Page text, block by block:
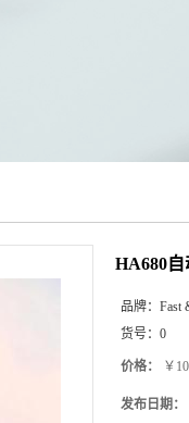
HA680
品牌： Fast
货号： 0
价格： ￥
发布日期：